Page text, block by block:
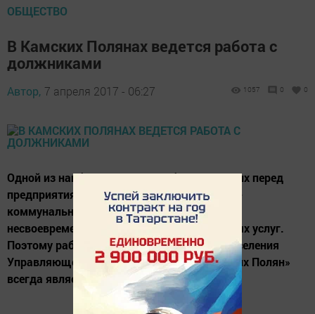
ОБЩЕСТВО
В Камских Полянах ведется работа с
должниками
Автор, 7 апреля 2017 - 06:27 1057 0 0
Одной из наиболее острых проблем, стоящих перед
предприятиями, оказывающими жилищно-
коммунальные услуги населению является
несвоевременная оплата населением данных услуг.
Поэтому работа по возмещению долгов населения
Управляющей компанией «Мой дом Камских Полян»
всегда является актуальной.